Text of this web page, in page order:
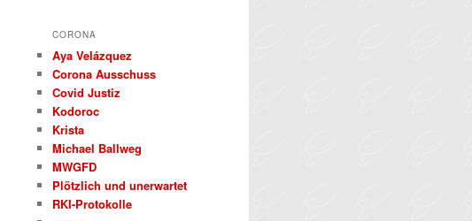
CORONA
Aya Velázquez
Corona Ausschuss
Covid Justiz
Kodoroc
Krista
Michael Ballweg
MWGFD
Plötzlich und unerwartet
RKI-Protokolle